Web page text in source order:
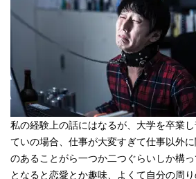
私の経験上の話にはなるが、大学を卒業
ていの場合、仕事が大変すぎて仕事以外
のあることがら一つか二つぐらいしか構っ
となると恋愛とか趣味、よくて自分の周